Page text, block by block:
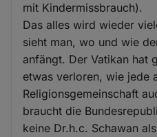
mit Kindermissbrauch).
Das alles wird wieder
sieht man, wo und wie
anfängt. Der Vatikan hat
etwas verloren, wie jede
Religionsgemeinschaft
braucht die
keine Dr.h.c. Schawan